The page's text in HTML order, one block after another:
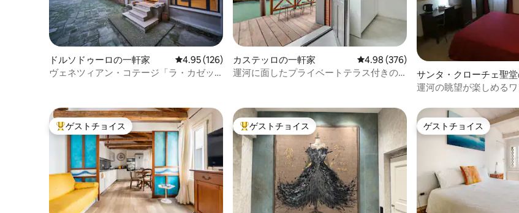
ドルソドゥーロの一軒家 レビュー126件、5つ星中4.95つ星の平均評価
4.95 (126)
ヴェネツィアン・コテージ「ラ・カゼッ
カステッロの一軒家 レビュー376件、5つ星中4.98つ星の平
4.98 (376)
運河に面したプライベートテラス付きの
サンタ・クローチェ聖堂
軒家
運河の眺望が楽しめる
大好評のゲストチョイスです。
ゲストチョイス 大好評のゲストチョイスです。
ゲストチョイス ゲストチョイス
ゲストチョイス